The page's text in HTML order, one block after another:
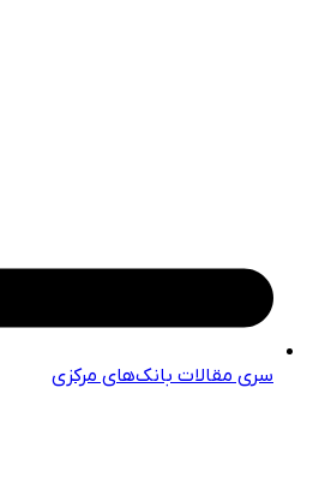
سری مقالات بانک‌های مرکزی